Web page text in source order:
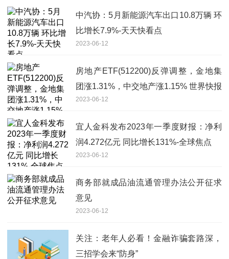
中汽协：5月新能源汽车出口10.8万辆 环
比增长7.9%-天天快看点
2023-06-12
房地产ETF(512200)反弹调整，金地集
团涨1.31%，中交地产涨1.15% 世界快报
2023-06-12
宜人金科发布2023年一季度财报：净利
润4.272亿元 同比增长131%-全球焦点
2023-06-12
商务部就成品油流通管理办法公开征求
意见
2023-06-12
关注：老年人必看！金融诈骗套路深，
三招学会来“防身”